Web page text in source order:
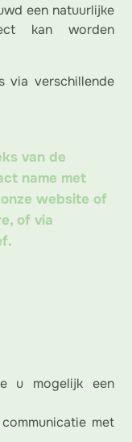
een natuurlijke
kan worden
via verschillende
van de
name met
website of
of via
u mogelijk een
met